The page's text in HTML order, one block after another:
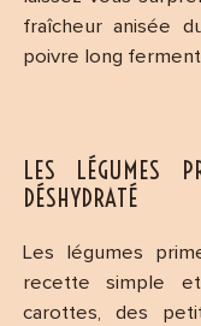
fraîcheur anisée
poivre long
LES LÉGUMES
DÉSHYDRATÉ
Les légumes
recette simple
carottes, des